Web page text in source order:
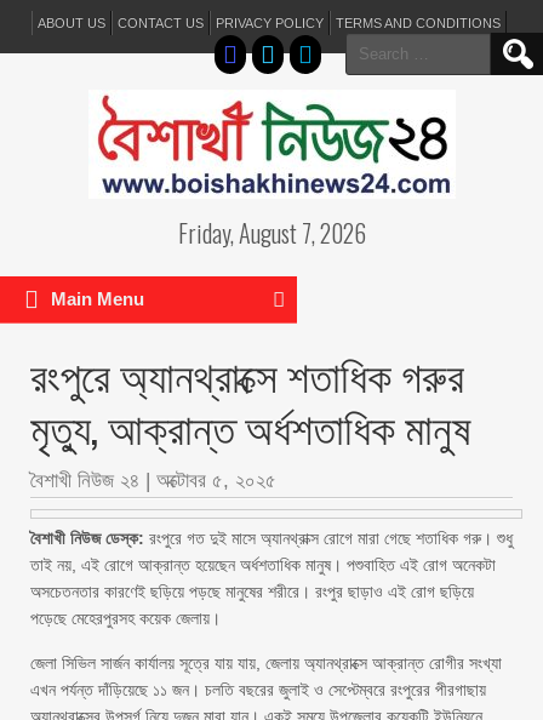
ABOUT US CONTACT US PRIVACY POLICY TERMS AND CONDITIONS
Search
for:
Friday, August 7, 2026
Main Menu
রংপুরে অ্যানথ্রাক্সে শতাধিক গরুর
মৃত্যু, আক্রান্ত অর্ধশতাধিক মানুষ
বৈশাখী নিউজ ২৪ | অক্টোবর ৫, ২০২৫
বৈশাখী নিউজ ডেস্ক: রংপুরে গত দুই মাসে অ্যানথ্রাক্স রোগে মারা গেছে শতাধিক গরু। শুধু
তাই নয়, এই রোগে আক্রান্ত হয়েছেন অর্ধশতাধিক মানুষ। পশুবাহিত এই রোগ অনেকটা
অসচেতনতার কারণেই ছড়িয়ে পড়ছে মানুষের শরীরে। রংপুর ছাড়াও এই রোগ ছড়িয়ে
পড়েছে মেহেরপুরসহ কয়েক জেলায়।
জেলা সিভিল সার্জন কার্যালয় সূত্রে যায় যায়, জেলায় অ্যানথ্রাক্সে আক্রান্ত রোগীর সংখ্যা
এখন পর্যন্ত দাঁড়িয়েছে ১১ জন। চলতি বছরের জুলাই ও সেপ্টেম্বরে রংপুরের পীরগাছায়